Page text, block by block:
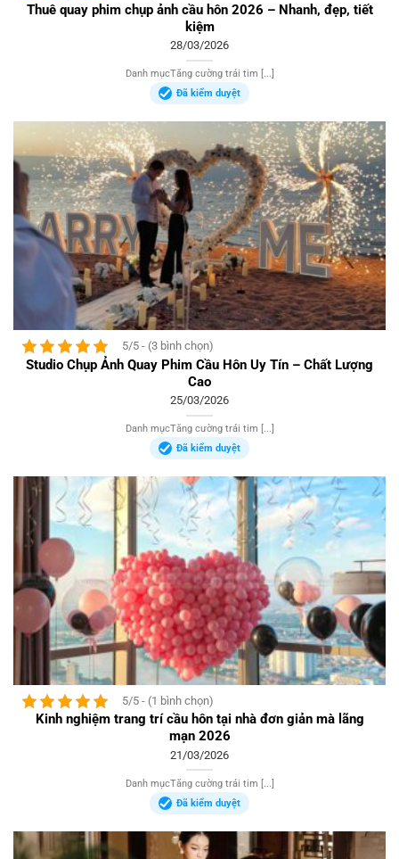
Thuê quay phim chụp ảnh cầu hôn 2026 – Nhanh, đẹp, tiết
kiệm
28/03/2026
Danh mụcTăng cường trái tim [...]
Đã kiểm duyệt
5/5 - (3 bình chọn)
Studio Chụp Ảnh Quay Phim Cầu Hôn Uy Tín – Chất Lượng
Cao
25/03/2026
Danh mụcTăng cường trái tim [...]
Đã kiểm duyệt
5/5 - (1 bình chọn)
Kinh nghiệm trang trí cầu hôn tại nhà đơn giản mà lãng
mạn 2026
21/03/2026
Danh mụcTăng cường trái tim [...]
Đã kiểm duyệt